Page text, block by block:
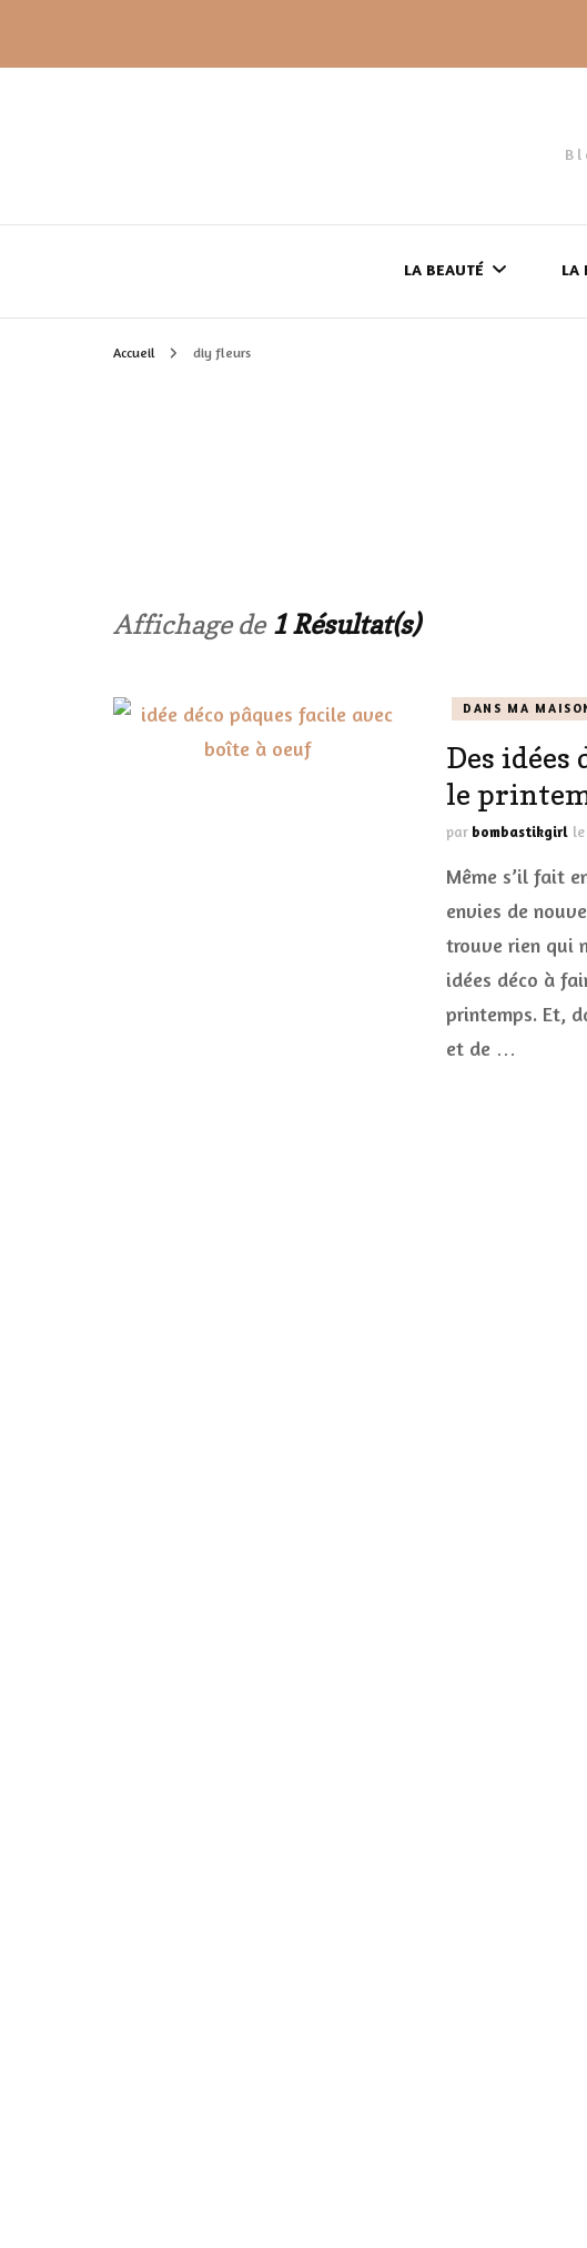
LA BEAUTÉ
MAKE-UP
ACCESSOIRES BIEN
PRATIQUES
LA
Accueil diy fleurs
Affichage de 1 Résultat(s)
DANS MA
Des
le
par bombastikgirl le
Même s’il fait
envies de
trouve rien qui
idées déco à
printemps. Et,
et de …